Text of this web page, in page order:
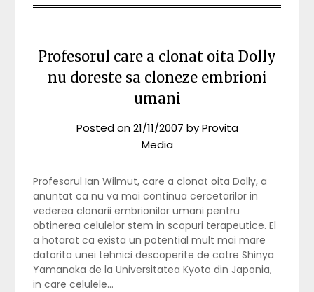
Profesorul care a clonat oita Dolly
nu doreste sa cloneze embrioni
umani
Posted on21/11/2007 byProvita
Media
Profesorul Ian Wilmut, care a clonat oita Dolly, a
anuntat ca nu va mai continua cercetarilor in
vederea clonarii embrionilor umani pentru
obtinerea celulelor stem in scopuri terapeutice. El
a hotarat ca exista un potential mult mai mare
datorita unei tehnici descoperite de catre Shinya
Yamanaka de la Universitatea Kyoto din Japonia,
in care celulele…